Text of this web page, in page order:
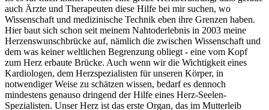
auch Ärzte und Therapeuten diese Hilfe bei mir suchen, wo
Wissenschaft und medizinische Technik eben ihre Grenzen haben.
Hier baut sich schon seit meinem Nahtoderlebnis in 2003 meine
Herzenswunschbrücke auf, nämlich die zwischen Wissenschaft und
dem was keiner weltlichen Begrenzung obliegt - eine vom Kopf
zum Herz erbaute Brücke. Auch wenn wir die Wichtigkeit eines
Kardiologen, dem Herzspezialisten für unseren Körper, in
notwendiger Weise zu schätzen wissen, bedarf es dennoch
mindestens genauso dringend der Hilfe eines Herz-Seelen-
Spezialisten. Unser Herz ist das erste Organ, das im Mutterleib